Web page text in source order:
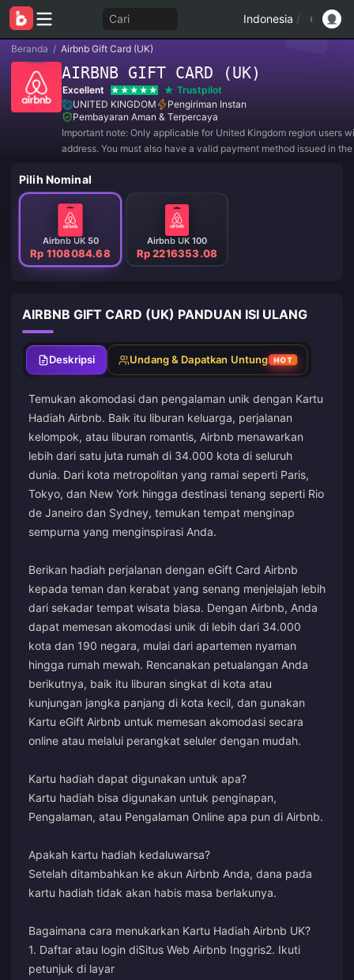
Cari Indonesia /
Beranda / Airbnb Gift Card (UK)
AIRBNB GIFT CARD (UK)
Excellent
Trustpilot
UNITED KINGDOM
Pengiriman Instan
Pembayaran Aman & Terpercaya
Important note: Only applicable for United Kingdom region users
address. You must also have a valid payment method issued in
and NON-RETURNABLE.
Pilih Nominal
Airbnb UK 50
Rp 1108084.68
Airbnb UK 100
Rp 2216353.08
AIRBNB GIFT CARD (UK) PANDUAN ISI ULANG
Deskripsi Undang & Dapatkan Untung HOT
Temukan akomodasi dan pengalaman unik dengan Kartu
Hadiah Airbnb. Baik itu liburan keluarga, perjalanan
kelompok, atau liburan romantis, Airbnb menawarkan
lebih dari satu juta rumah di 34.000 kota di seluruh
dunia. Dari kota metropolitan yang ramai seperti Paris,
Tokyo, dan New York hingga destinasi tenang seperti Rio
de Janeiro dan Sydney, temukan tempat menginap
sempurna yang menginspirasi Anda.
Berikan hadiah perjalanan dengan eGift Card Airbnb
kepada teman dan kerabat yang senang menjelajah lebih
dari sekadar tempat wisata biasa. Dengan Airbnb, Anda
dapat memesan akomodasi unik di lebih dari 34.000
kota dan 190 negara, mulai dari apartemen nyaman
hingga rumah mewah. Rencanakan petualangan Anda
berikutnya, baik itu liburan singkat di kota atau
kunjungan jangka panjang di kota kecil, dan gunakan
Kartu eGift Airbnb untuk memesan akomodasi secara
online atau melalui perangkat seluler dengan mudah.
Kartu hadiah dapat digunakan untuk apa?
Kartu hadiah bisa digunakan untuk penginapan,
Pengalaman, atau Pengalaman Online apa pun di Airbnb.
Apakah kartu hadiah kedaluwarsa?
Setelah ditambahkan ke akun Airbnb Anda, dana pada
kartu hadiah tidak akan habis masa berlakunya.
Bagaimana cara menukarkan Kartu Hadiah Airbnb UK?
1. Daftar atau login diSitus Web Airbnb Inggris2. Ikuti
petunjuk di layar